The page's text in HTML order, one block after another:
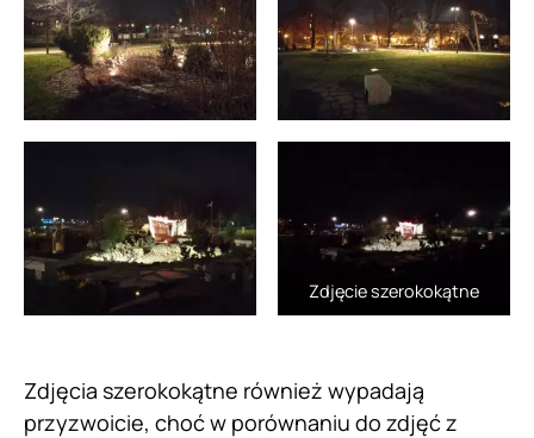
Zdjęcie szerokokątne
Zdjęcia szerokokątne również wypadają
przyzwoicie, choć w porównaniu do zdjęć z